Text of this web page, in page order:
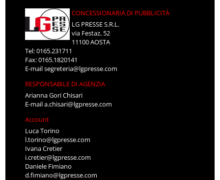
CONCESSIONARIA DI PUBBLICITÀ
LG PRESSE S.R.L.
via Festaz, 52
11100 AOSTA
Tel: 0165.231711
Fax: 0165.1820141
E-mailsegreteria@lgpresse.com
RESPONSABILE DI AGENZIA
Arianna Gori Chisari
E-maila.chisari@lgpresse.com
Account
Luca Torino
l.torino@lgpresse.com
Ivana Cretier
i.cretier@lgpresse.com
Daniele Fimiano
d.fimiano@lgpresse.com